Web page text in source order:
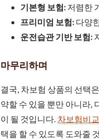
기본형 보험: 저렴한
프리미엄 보험: 다양
운전습관 기반 보험:
마무리하며
결국, 차보험 상품의 선택
약할 수 있을 뿐만 아니라,
이 될 것입니다. 차보험비
택을 할 수 있도록 도와줄